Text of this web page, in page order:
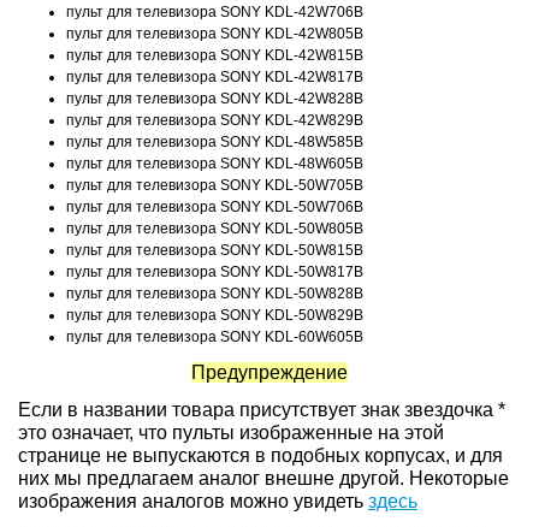
пульт для телевизора SONY KDL-42W706B
пульт для телевизора SONY KDL-42W805B
пульт для телевизора SONY KDL-42W815B
пульт для телевизора SONY KDL-42W817B
пульт для телевизора SONY KDL-42W828B
пульт для телевизора SONY KDL-42W829B
пульт для телевизора SONY KDL-48W585B
пульт для телевизора SONY KDL-48W605B
пульт для телевизора SONY KDL-50W705B
пульт для телевизора SONY KDL-50W706B
пульт для телевизора SONY KDL-50W805B
пульт для телевизора SONY KDL-50W815B
пульт для телевизора SONY KDL-50W817B
пульт для телевизора SONY KDL-50W828B
пульт для телевизора SONY KDL-50W829B
пульт для телевизора SONY KDL-60W605B
Предупреждение
Если в названии товара присутствует знак звездочка *
это означает, что пульты изображенные на этой
странице не выпускаются в подобных корпусах, и для
них мы предлагаем аналог внешне другой. Некоторые
изображения аналогов можно увидеть здесь